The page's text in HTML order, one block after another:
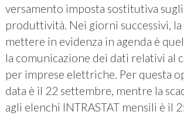
versamento imposta sostitutiva
produttività. Nei giorni successivi, la
mettere in evidenza in agenda è
la comunicazione dei dati relativi al
per imprese elettriche. Per questa
data è il 22 settembre, mentre la
agli elenchi INTRASTAT mensili è il